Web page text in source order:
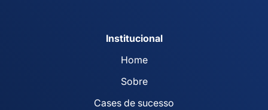
Institucional
Home
Sobre
Cases de sucesso